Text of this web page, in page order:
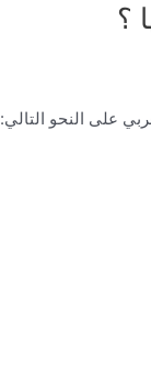
؟
على النحو التالي: